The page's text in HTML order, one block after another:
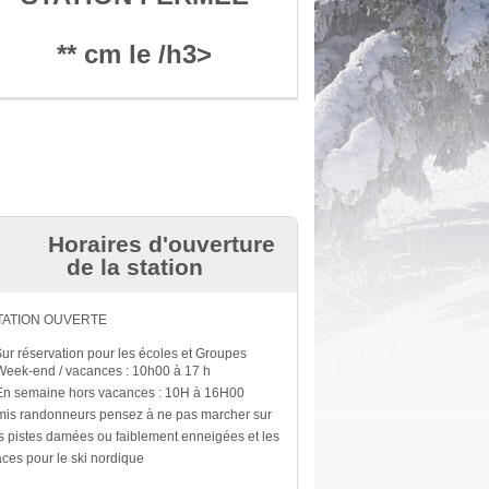
** cm le /h3>
Horaires d'ouverture
de la station
OUVERTE
réservation pour les écoles et Groupes
end / vacances : 10h00 à 17 h
semaine hors vacances : 10H à 16H00
randonneurs pensez à ne pas marcher sur
pistes damées ou faiblement enneigées et les
pour le ski nordique